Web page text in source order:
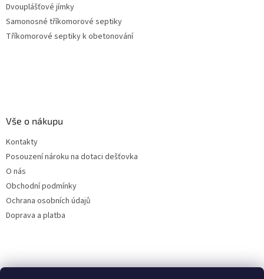
Dvouplášťové jímky
Samonosné tříkomorové septiky
Tříkomorové septiky k obetonování
Vše o nákupu
Kontakty
Posouzení nároku na dotaci dešťovka
O nás
Obchodní podmínky
Ochrana osobních údajů
Doprava a platba